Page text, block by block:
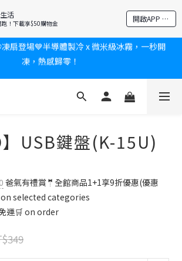
活
！下載享$50購物金 開啟APP 享隱藏優惠
$100購物金✨再享消費回饋無極限
機🎀給爸爸一個驚喜大禮包
扇登場💙半導體製冷 x 微米級冰霧，一秒開
凍，熱感歸零！
】USB鍵盤(K-15U)
爸氣有禮賞🤵全館商品1+1享9折優惠(優惠
on selected categories
運🛒 on order